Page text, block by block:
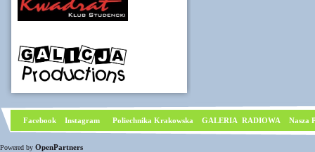
Facebook Instagram Poliechnika Krakowska GALERIA RADIOWA Nasza
Powered by OpenPartners